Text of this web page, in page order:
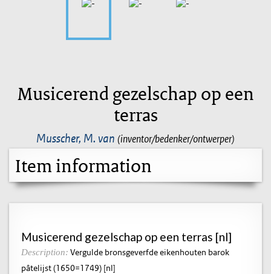
Musicerend gezelschap op een
terras
Musscher, M. van (inventor/bedenker/ontwerper)
Item information
Musicerend gezelschap op een terras [nl]
Description: Vergulde bronsgeverfde eikenhouten barok
pâtelijst (1650=1749) [nl]